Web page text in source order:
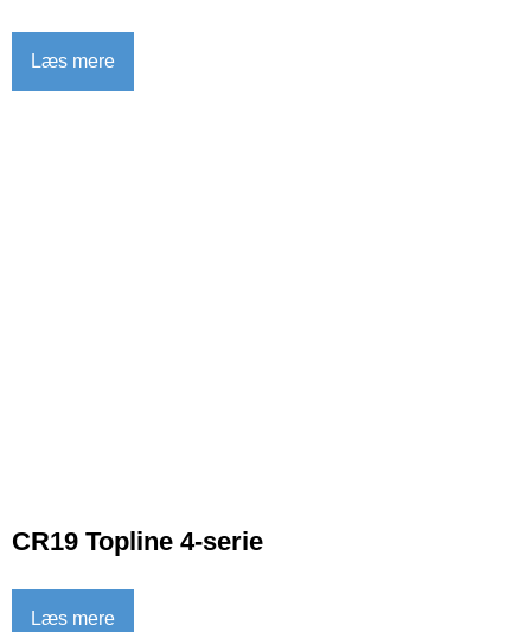
Læs mere
CR19 Topline 4-serie
Læs mere